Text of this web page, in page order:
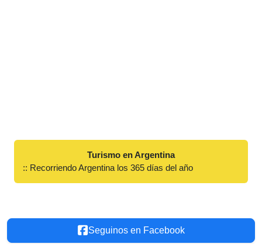
Turismo en Argentina
:: Recorriendo Argentina los 365 días del año
Seguinos en Facebook